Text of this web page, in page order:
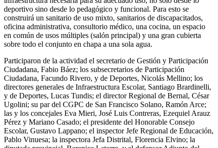
deportivo sino desde lo pedagógico y funcional. Para esto se
construirá un sanitario de uso mixto, sanitarios de discapacitados,
oficina administrativa, consultorio médico, una cocina, un espacio
en común de usos múltiples (salón principal) y una gran cubierta
sobre todo el conjunto en chapa a una sola agua.
Participaron de la actividad el secretario de Gestión y Participación
Ciudadana, Fabio Báez; los subsecretarios de Participación
Ciudadana, Facundo Rivero, y de Deportes, Nicolás Mellino; los
directores generales de Infraestructura Escolar, Santiago Brardinelli,
y de Deportes, Lucas Tundis; el director Regional de Bernal, César
Ugolini; su par del CGPC de San Francisco Solano, Ramón Arce;
las y los concejales Eva Mieri, José Luis Contreras, Ezequiel Arauz
Pérez y Mariano Casado; el presidente del Honorable Consejo
Escolar, Gustavo Lappano; el inspector Jefe Regional de Educación,
Pablo Vinuesa; la inspectora Jefa Distrital, Florencia Elvino; la